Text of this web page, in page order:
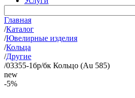
Главная
/Каталог
/Ювелирные изделия
/Кольца
/Другие
/03355-1бр/бк Кольцо (Au 585)
new
-5%